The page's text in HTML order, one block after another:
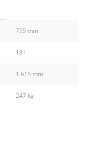
755 mm
18 l
1.615 mm
247 kg